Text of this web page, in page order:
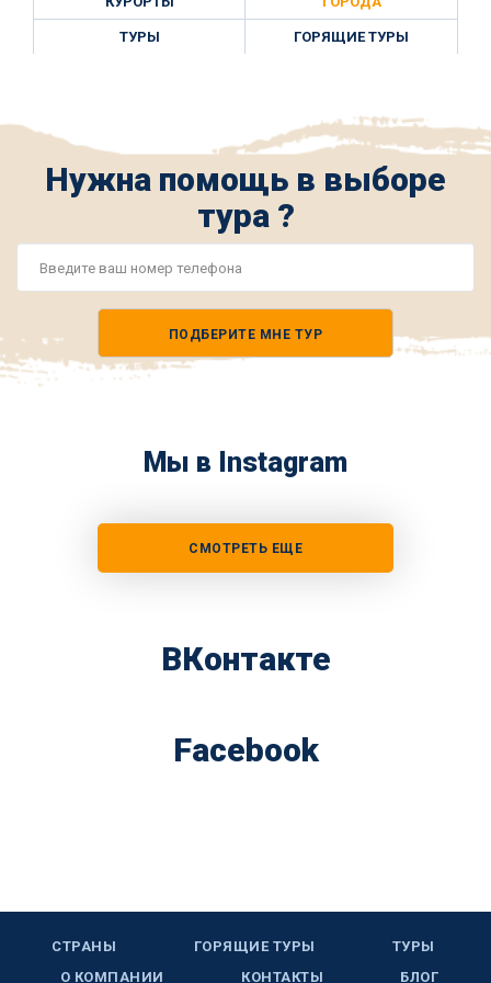
ТУРЫ ГОРЯЩИЕ ТУРЫ
Нужна помощь в выборе
тура ?
ПОДБЕРИТЕ МНЕ ТУР
Мы в Instagram
СМОТРЕТЬ ЕЩЕ
ВКонтакте
Facebook
СТРАНЫ ГОРЯЩИЕ ТУРЫ
ТУРЫ
О КОМПАНИИ
КОНТАКТЫ БЛОГ